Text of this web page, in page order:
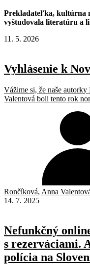
Prekladateľka, kultúrna
vyštudovala literatúru a
11. 5. 2026
Vyhlásenie k
Vážime si, že naše
Valentová boli tento rok
Rončíková, Anna
14. 7. 2025
Nefunkčný
s rezerváciami.
polícia na